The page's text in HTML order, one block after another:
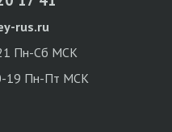
rus.ru
Пн-Сб МСК
19 Пн-Пт МСК